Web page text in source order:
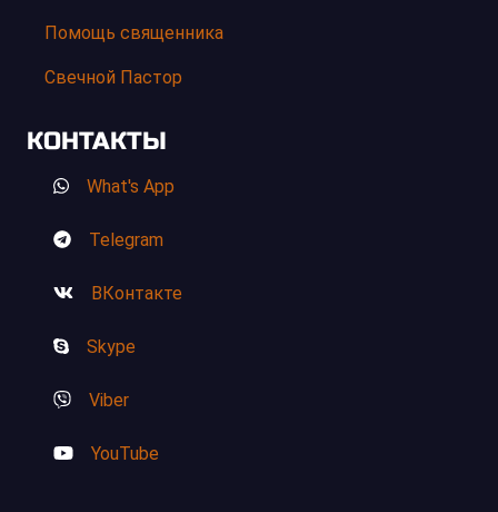
Помощь священника
Свечной Пастор
КОНТАКТЫ
What's App
Telegram
ВКонтакте
Skype
Viber
YouTube